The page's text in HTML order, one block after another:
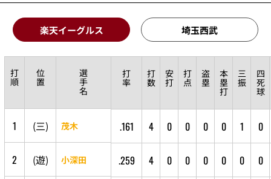
楽天イーグルス 埼玉西武
打
順
位
置
選
手
名
打
率
打
数
安
打
打
点
盗
塁
本
塁
打
三
振
四
死
球
1 (三) 茂木 .161 4 0 0 0 0 1 0
2 (遊) 小深田 .259 4 0 0 0 0 0 0